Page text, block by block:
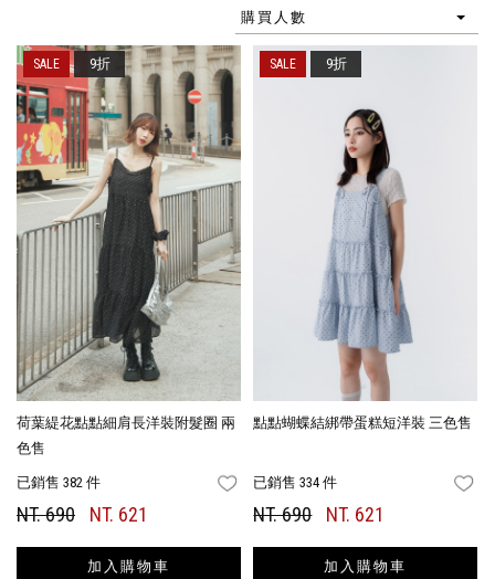
購買人數
荷葉緹花點點細肩長洋裝附髮圈 兩
色售
已銷售 382 件 FAVORITES
NT. 690 NT. 621
加入購物車
9折
點點蝴蝶結綁帶蛋糕短洋裝 三色售
已銷售 334 件
NT. 690 NT. 621
加入購物車
9折